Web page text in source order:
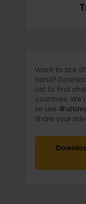
Want to tick
hand?
List to find
countries.
so use
share your